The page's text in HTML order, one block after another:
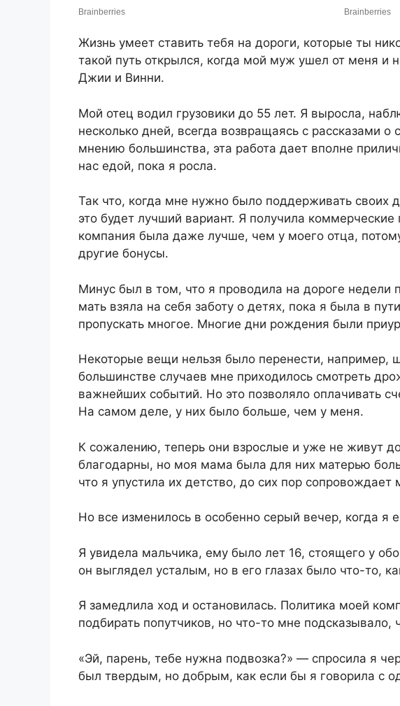
Жизнь умеет ставить тебя на дороги, которые ты
такой путь открылся, когда мой муж ушел от меня и
Джии и Винни.
Мой отец водил грузовики до 55 лет. Я выросла,
несколько дней, всегда возвращаясь с рассказами
мнению большинства, эта работа дает вполне
нас едой, пока я росла.
Так что, когда мне нужно было поддерживать своих
это будет лучший вариант. Я получила коммерческие
компания была даже лучше, чем у моего отца,
другие бонусы.
Минус был в том, что я проводила на дороге недели
мать взяла на себя заботу о детях, пока я была в
пропускать многое. Многие дни рождения были
Некоторые вещи нельзя было перенести, например,
большинстве случаев мне приходилось смотреть
важнейших событий. Но это позволяло оплачивать
На самом деле, у них было больше, чем у меня.
К сожалению, теперь они взрослые и уже не живут
благодарны, но моя мама была для них матерью
что я упустила их детство, до сих пор
Но все изменилось в особенно серый вечер, когда я
Я увидела мальчика, ему было лет 16, стоящего у
он выглядел усталым, но в его глазах было что-то,
Я замедлила ход и остановилась. Политика моей
подбирать попутчиков, но что-то мне подсказывало,
«Эй, парень, тебе нужна подвозка?» — спросила я
был твердым, но добрым, как если бы я говорила с